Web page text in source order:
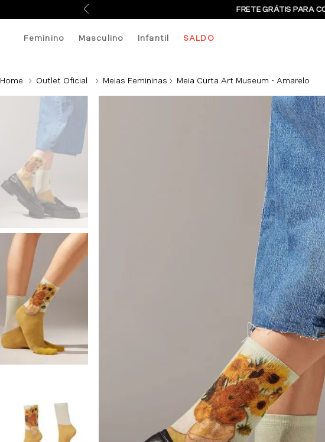
FRETE GRÁTIS PARA
Feminino Masculino Infantil SALDO
Outlet Oficial Meias Femininas Meia Curta Art Museum - Amarelo